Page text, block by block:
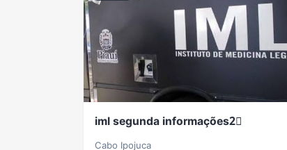
iml segunda informações2⃣
Cabo Ipojuca